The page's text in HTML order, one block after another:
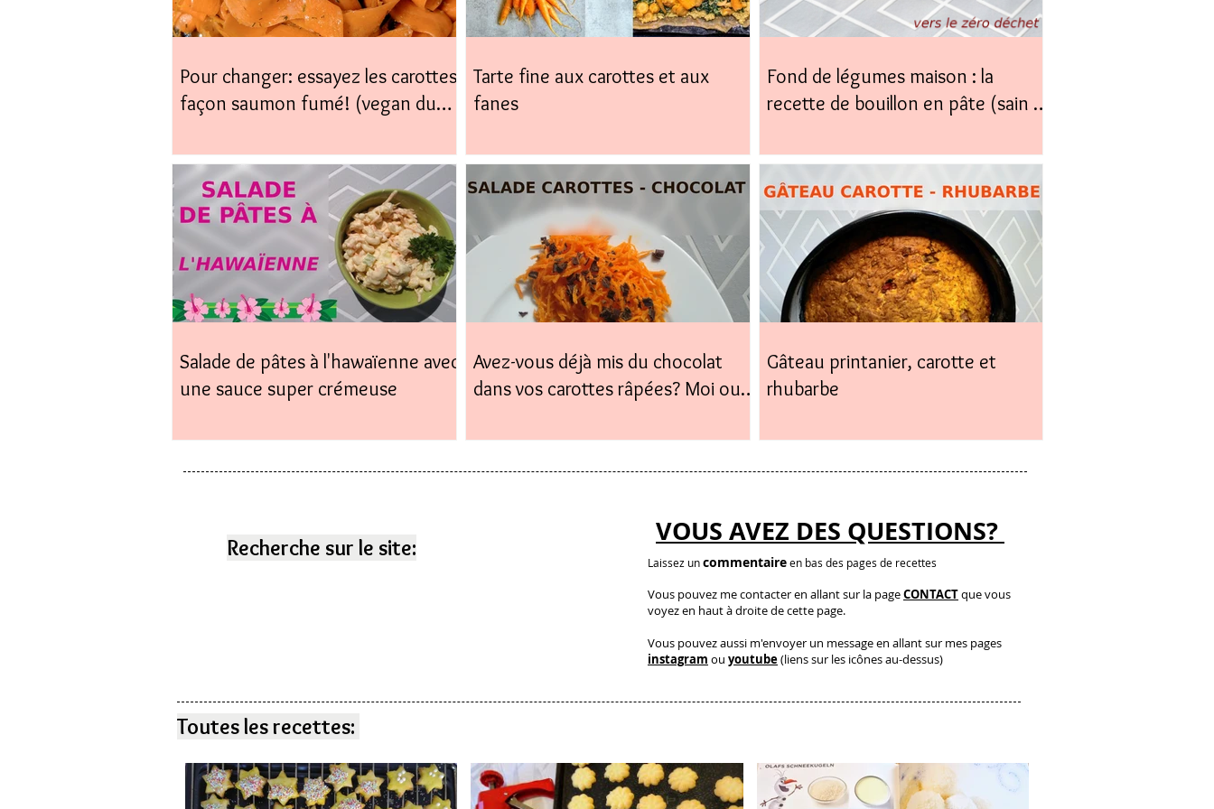
Pour changer: essayez les carottes,
façon saumon fumé! (vegan du
Tarte fine aux carottes et aux
fanes
Fond de légumes maison : la
recette de bouillon en pâte (sain &
Salade de pâtes à l'hawaïenne avec
une sauce super crémeuse
Avez-vous déjà mis du chocolat
dans vos carottes râpées? Moi oui,
Gâteau printanier, carotte et
rhubarbe
Recherche sur le site:
VOUS AVEZ DES QUESTIONS?
Laissez uncommentaireen bas des pages de recettes
Vous pouvez me contacter en allant sur la pageCONTACTque vous
voyez en haut à droite de cette page.
Vous pouvez aussi m'envoyer un message en allant sur mes pages
instagram ou youtube(liens sur les icônes au-dessus)
Toutes les recettes: